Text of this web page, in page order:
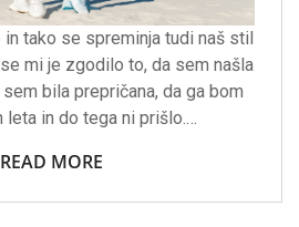
tako se spreminja tudi naš stil
mi je zgodilo to, da sem našla
bila prepričana, da ga bom
leta in do tega ni prišlo.…
READ MORE